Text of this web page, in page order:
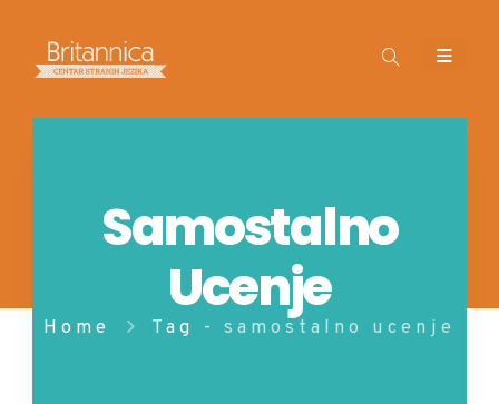
Samostalno
Ucenje
Home Tag - samostalno ucenje